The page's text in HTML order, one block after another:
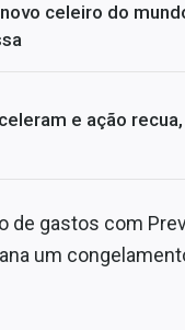
celeiro do
e ação
de gastos com
um